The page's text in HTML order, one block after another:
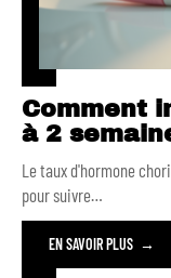
Comment
à 2
Le taux d'hormone
pour suivre…
EN SAVOIR PLUS